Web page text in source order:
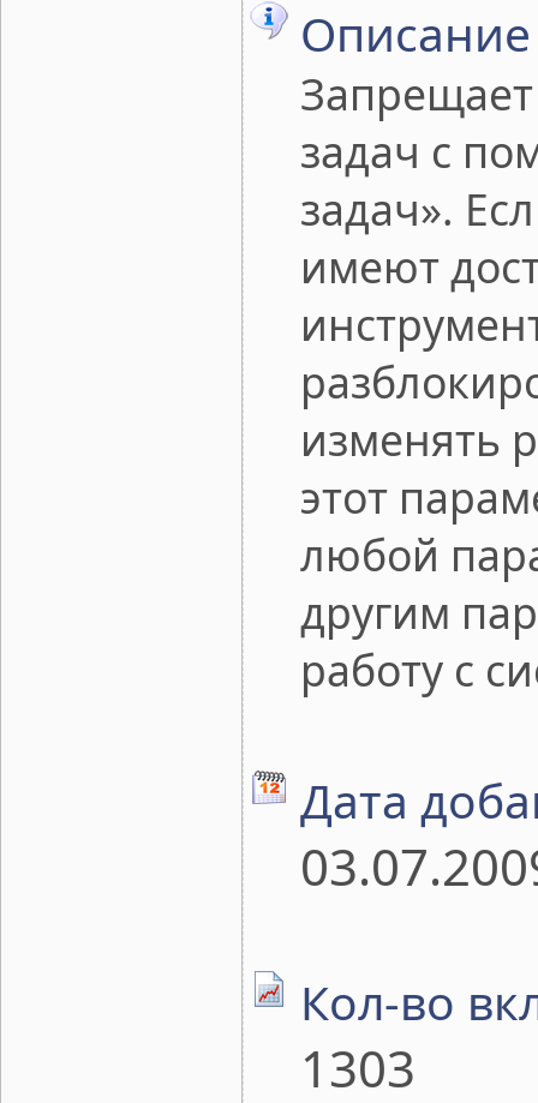
задач с
задач».
имеют
изменять
этот
любой
другим
работу с
Дата
Кол-во
1303